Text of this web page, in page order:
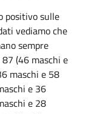
positivo sulle
vediamo che
sempre
(46 maschi e
maschi e 58
e 36
e 28